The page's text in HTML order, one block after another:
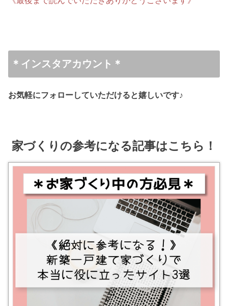
＊インスタアカウント＊
お気軽にフォローしていただけると嬉しいです♪
家づくりの参考になる記事はこちら！